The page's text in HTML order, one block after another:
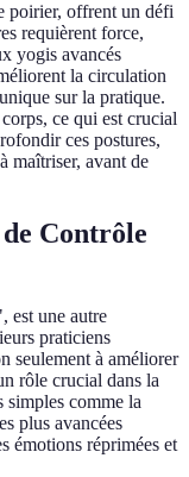
poirier, offrent un défi
requièrent force,
yogis avancés
la circulation
sur la pratique.
ce qui est crucial
ces postures,
maîtriser, avant de
Contrôle
est une autre
praticiens
seulement à améliorer
rôle crucial dans la
simples comme la
plus avancées
émotions réprimées et